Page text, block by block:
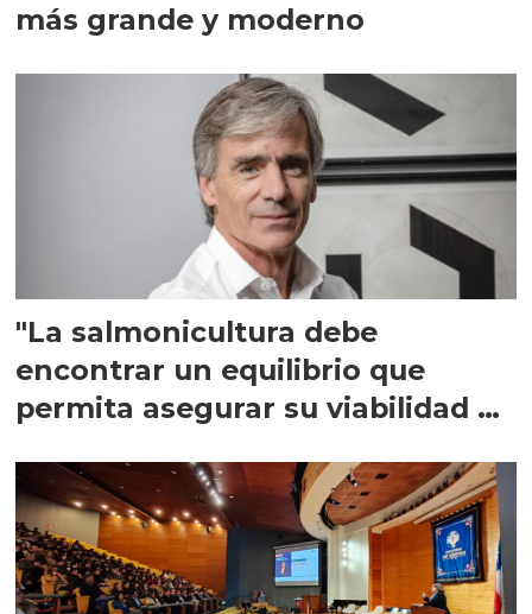
más grande y moderno
"La salmonicultura debe
encontrar un equilibrio que
permita asegurar su viabilidad de